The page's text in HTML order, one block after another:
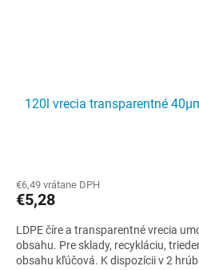
120l vrecia transparentné
produktu
je
z
5
hviezdičiek.
€6,49 vrátane DPH
€5,28
LDPE číre a transparentné vrecia
obsahu. Pre sklady, recykláciu,
obsahu kľúčová. K dispozícii v 2